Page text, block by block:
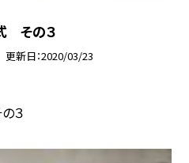
その３
更新日 2020/03/23
３